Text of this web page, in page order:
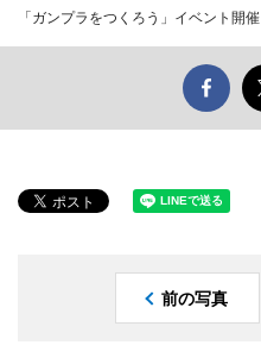
「ガンプラをつくろう」イベント開催
前の写真